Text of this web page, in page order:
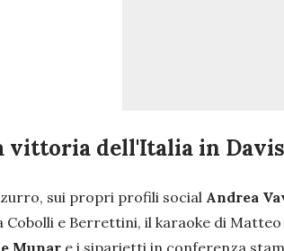
vittoria dell'Italia in Davis
sui propri profili social Andrea
e Berrettini, il karaoke di